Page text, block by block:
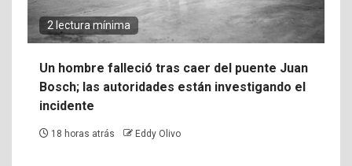
2 lectura mínima
Un hombre falleció tras caer del puente Juan
Bosch; las autoridades están investigando el
incidente
18 horas atrás Eddy Olivo